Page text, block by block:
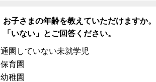
お子さまの年齢を教えていただけますか
「いない」とご回答ください。
通園していない未就学児
保育園
幼稚園